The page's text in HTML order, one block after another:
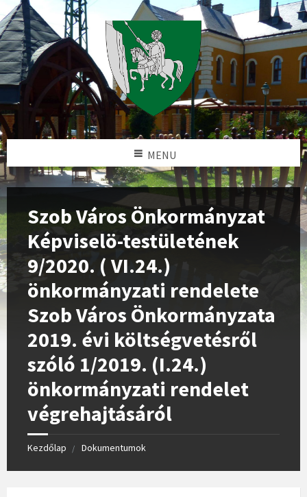
MENU
Szob Város Önkormányzat
Képviselö-testületének
9/2020. ( VI.24.)
önkormányzati rendelete
Szob Város Önkormányzata
2019. évi költségvetésről
szóló 1/2019. (I.24.)
önkormányzati rendelet
végrehajtásáról
Kezdőlap Dokumentumok